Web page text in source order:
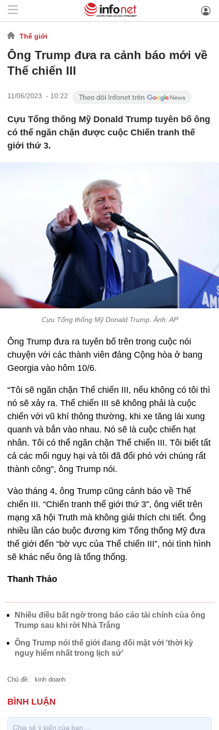
Thế giới
Ông Trump đưa ra cảnh báo mới về
Thế chiến III
11/06/2023 - 10:22
Cựu Tổng thống Mỹ Donald Trump tuyên bố ông
có thể ngăn chặn được cuộc Chiến tranh thế
giới thứ 3.
Cựu Tổng thống Mỹ Donald Trump. Ảnh: AP
Ông Trump đưa ra tuyên bố trên trong cuộc nói
chuyện với các thành viên đảng Cộng hòa ở bang
Georgia vào hôm 10/6.
“Tôi sẽ ngăn chặn Thế chiến III, nếu không có tôi thì
nó sẽ xảy ra. Thế chiến III sẽ không phải là cuộc
chiến với vũ khí thông thường, khi xe tăng lái xung
quanh và bắn vào nhau. Nó sẽ là cuộc chiến hạt
nhân. Tôi có thể ngăn chặn Thế chiến III. Tôi biết tất
cả các mối nguy hại và tôi đã đối phó với chúng rất
thành công”, ông Trump nói.
Vào tháng 4, ông Trump cũng cảnh báo về Thế
chiến III. “Chiến tranh thế giới thứ 3”, ông viết trên
mạng xã hội Truth mà không giải thích chi tiết. Ông
nhiều lần cáo buộc đương kim Tổng thống Mỹ đưa
thế giới đến “bờ vực của Thế chiến III”, nói tình hình
sẽ khác nếu ông là tổng thống.
Thanh Thảo
Nhiều điều bất ngờ trong báo cáo tài chính của ông
Trump sau khi rời Nhà Trắng
Ông Trump nói thế giới đang đối mặt với 'thời kỳ
nguy hiểm nhất trong lịch sử'
Chủ đề: kinh doanh